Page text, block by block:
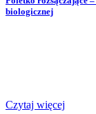
biologicznej
Czytaj więcej